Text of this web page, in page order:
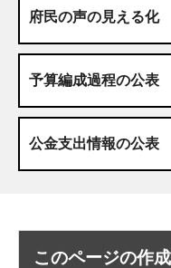
府民の声の見える化
予算編成過程の公表
公金支出情報の公表
このページの作